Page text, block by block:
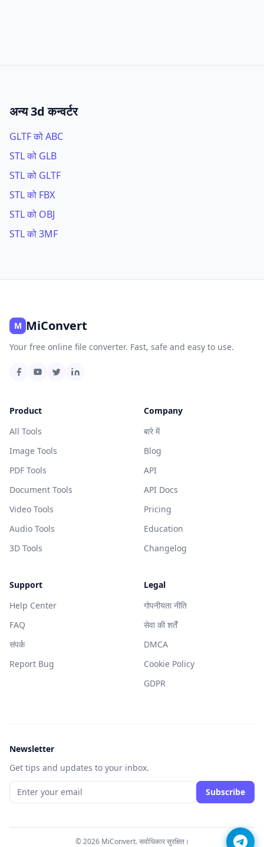
अन्य 3d कन्वर्टर
GLTF को ABC
STL को GLB
STL को GLTF
STL को FBX
STL को OBJ
STL को 3MF
M MiConvert
Your free online file converter. Fast, safe and easy to use.
Product
All Tools
Image Tools
PDF Tools
Document Tools
Video Tools
Audio Tools
3D Tools
Company
बारे में
Blog
API
API Docs
Pricing
Education
Changelog
Support
Help Center
FAQ
संपर्क
Report Bug
Legal
गोपनीयता नीति
सेवा की शर्तें
DMCA
Cookie Policy
GDPR
Newsletter
Get tips and updates to your inbox.
Subscribe
© 2026 MiConvert. सर्वाधिकार सुरक्षित।